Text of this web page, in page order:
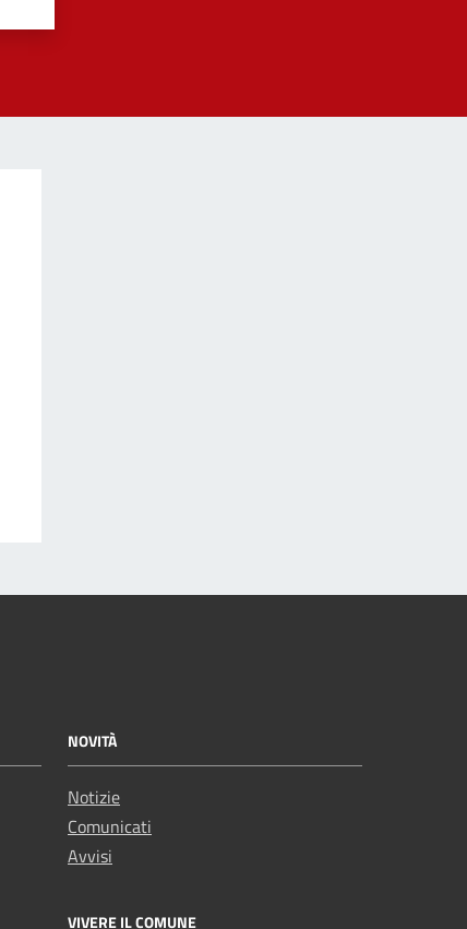
NOVITÀ
Notizie
Comunicati
Avvisi
VIVERE IL COMUNE